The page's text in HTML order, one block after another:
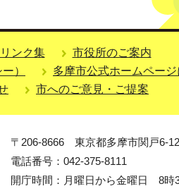
リンク集
市役所のご案内
）
多摩市公式ホームページ
市へのご意見・ご提案
〒206-8666 東京都多摩市関戸6-
電話番号：042-375-8111
開庁時間：月曜日から金曜日 8時